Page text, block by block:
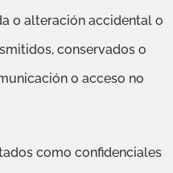
o alteración accidental o
conservados o
o acceso no
como confidenciales